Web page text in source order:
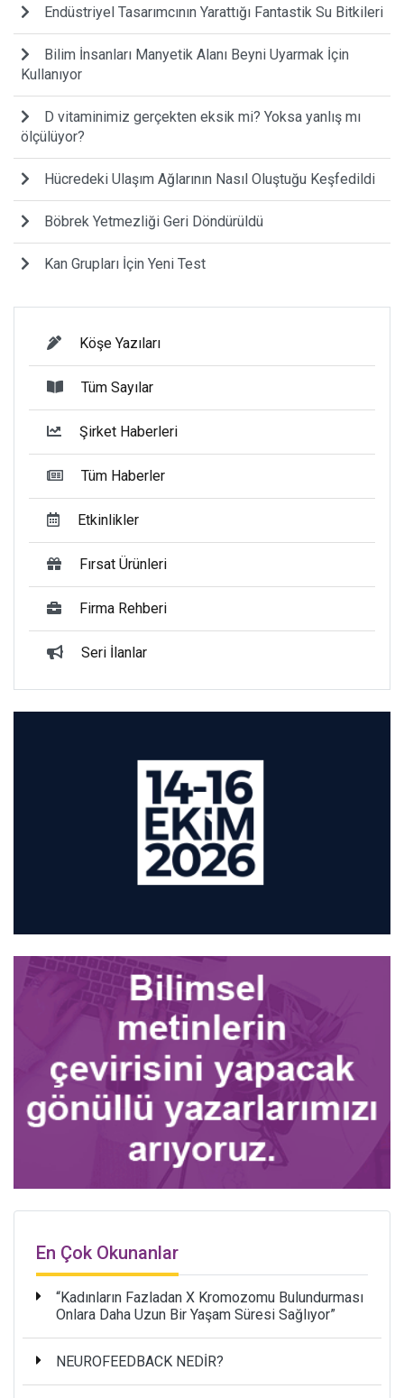
Endüstriyel Tasarımcının Yarattığı Fantastik Su Bitkileri
Bilim İnsanları Manyetik Alanı Beyni Uyarmak İçin
Kullanıyor
D vitaminimiz gerçekten eksik mi? Yoksa yanlış mı
ölçülüyor?
Hücredeki Ulaşım Ağlarının Nasıl Oluştuğu Keşfedildi
Böbrek Yetmezliği Geri Döndürüldü
Kan Grupları İçin Yeni Test
Köşe Yazıları
Tüm Sayılar
Şirket Haberleri
Tüm Haberler
Etkinlikler
Fırsat Ürünleri
Firma Rehberi
Seri İlanlar
En Çok Okunanlar
“Kadınların Fazladan X Kromozomu Bulundurması
Onlara Daha Uzun Bir Yaşam Süresi Sağlıyor”
NEUROFEEDBACK NEDİR?